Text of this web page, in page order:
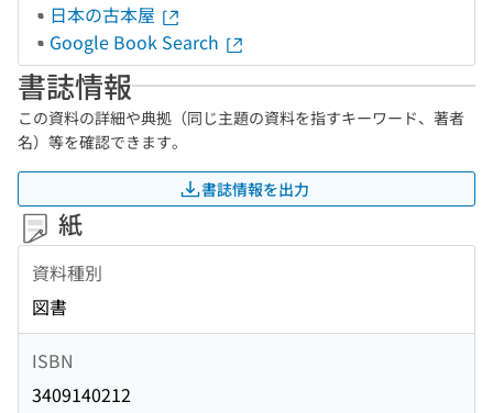
日本の古本屋
Google Book Search
書誌情報
この資料の詳細や典拠（同じ主題の資料を指すキーワード、著者
名）等を確認できます。
書誌情報を出力
紙
資料種別
図書
ISBN
3409140212